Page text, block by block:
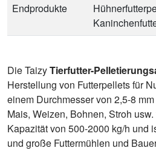
Endprodukte
Die TaizyTierfutter-
Herstellung von Futterpellets für
einem Durchmesser von 2,5-8
Mais, Weizen, Bohnen, Stroh
Kapazität von 500-2000 kg/h und
und große Futtermühlen und